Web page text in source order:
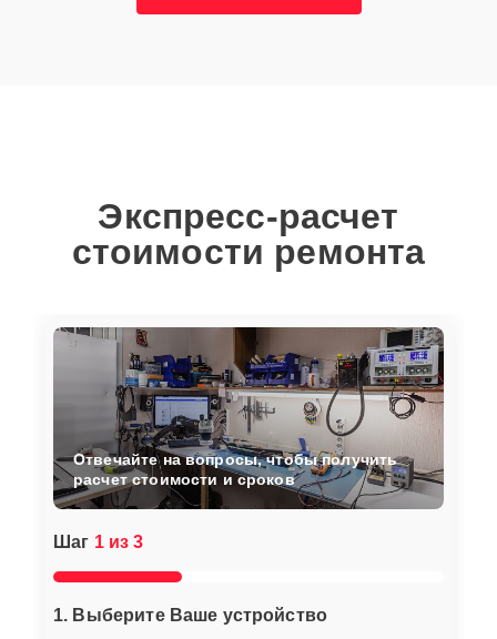
Экспресс-расчет
стоимости ремонта
Шаг 1 из 3
1. Выберите Ваше устройство
Отвечайте на вопросы, чтобы получить
расчет стоимости и сроков